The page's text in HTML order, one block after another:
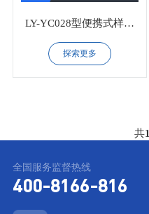
LY-YC028型便携式样品
保存容器
探索更多
共1
全国服务监督热线
400-8166-816